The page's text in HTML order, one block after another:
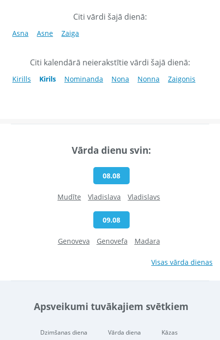
Citi vārdi šajā dienā:
Asna Asne Zaiga
Citi kalendārā neierakstītie vārdi šajā dienā:
Kirills Kirils Nominanda Nona Nonna Zaigonis
Vārda dienu svin:
08.08
Mudīte Vladislava Vladislavs
09.08
Genoveva Genovefa Madara
Visas vārda dienas
Apsveikumi tuvākajiem svētkiem
Dzimšanas diena Vārda diena Kāzas